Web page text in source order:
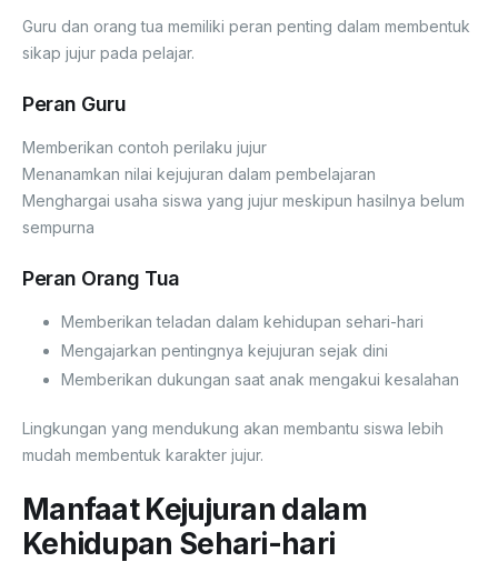
Guru dan orang tua memiliki peran penting dalam membentuk
sikap jujur pada pelajar.
Peran Guru
Memberikan contoh perilaku jujur
Menanamkan nilai kejujuran dalam pembelajaran
Menghargai usaha siswa yang jujur meskipun hasilnya belum
sempurna
Peran Orang Tua
Memberikan teladan dalam kehidupan sehari-hari
Mengajarkan pentingnya kejujuran sejak dini
Memberikan dukungan saat anak mengakui kesalahan
Lingkungan yang mendukung akan membantu siswa lebih
mudah membentuk karakter jujur.
Manfaat Kejujuran dalam
Kehidupan Sehari-hari